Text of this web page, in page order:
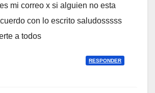
mi correo x si alguien no esta
con lo escrito saludosssss
a todos
RESPONDER